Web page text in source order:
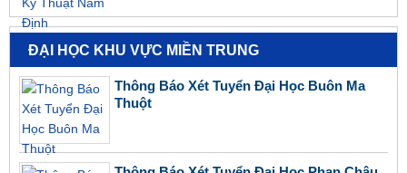
ĐẠI HỌC KHU VỰC MIỀN TRUNG
Thông Báo Xét Tuyển Đại Học Buôn Ma
Thuột